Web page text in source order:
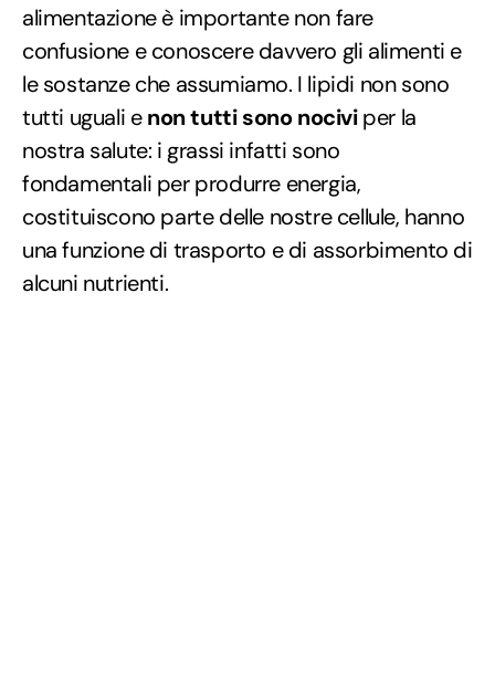
alimentazione è importante non fare
confusione e conoscere davvero gli alimenti e
le sostanze che assumiamo. I lipidi non sono
tutti uguali enon tutti sono nociviper la
nostra salute: i grassi infatti sono
fondamentali per produrre energia,
costituiscono parte delle nostre cellule, hanno
una funzione di trasporto e di assorbimento di
alcuni nutrienti.